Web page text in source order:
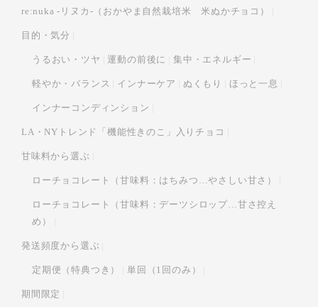
re:nuka -リヌカ-（おかやま自然栽培米 米ぬかチョコ）
目的・気分
うるおい・ツヤ 運動の前後に 集中・エネルギー
軽やか・バランス インナーケア ぬくもり ほっと一息
インナーコンディンション
LA・NYトレンド「機能性きのこ」入りチョコ
甘味料から選ぶ
ローチョコレート（甘味料：はちみつ…やさしい甘さ）
ローチョコレート（甘味料：デーツシロップ…甘さ控え
め）
発送頻度から選ぶ
定期便（特典つき） 単回（1回のみ）
期間限定